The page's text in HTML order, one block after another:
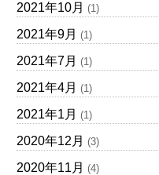
2021年10月 (1)
2021年9月 (1)
2021年7月 (1)
2021年4月 (1)
2021年1月 (1)
2020年12月 (3)
2020年11月 (4)